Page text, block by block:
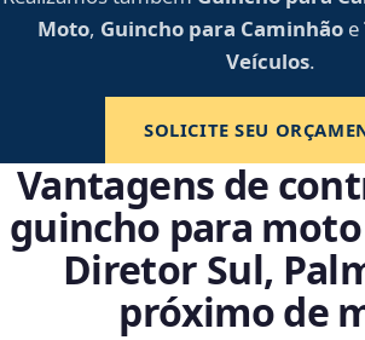
Moto, Guincho para Caminhãoe
Veículos.
SOLICITE SEU
Vantagens de
guincho para
Diretor Sul,
próximo de